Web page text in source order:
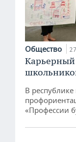
Общество
Карьерный
В
«Профессии